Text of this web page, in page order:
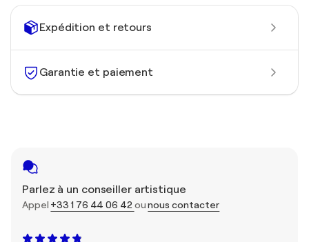
Expédition et retours
Garantie et paiement
Parlez à un conseiller artistique
Appel +33 1 76 44 06 42 ounous contacter